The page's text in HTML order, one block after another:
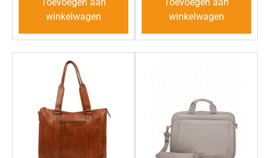
Toevoegen aan
winkelwagen
Toevoegen aan
winkelwagen